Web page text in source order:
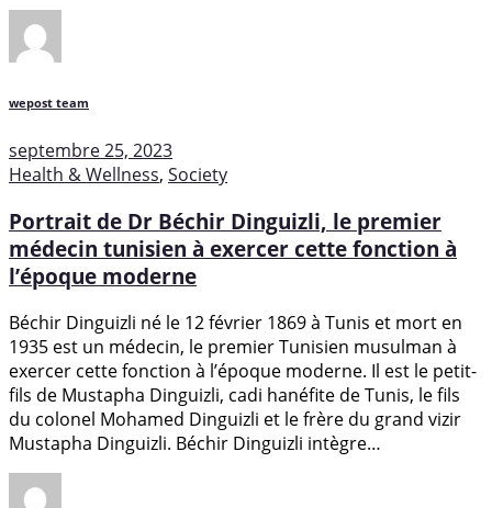
wepost team
septembre 25, 2023
Health & Wellness, Society
Portrait de Dr Béchir Dinguizli, le premier
médecin tunisien à exercer cette fonction à
l’époque moderne
Béchir Dinguizli né le 12 février 1869 à Tunis et mort en
1935 est un médecin, le premier Tunisien musulman à
exercer cette fonction à l’époque moderne. Il est le petit-
fils de Mustapha Dinguizli, cadi hanéfite de Tunis, le fils
du colonel Mohamed Dinguizli et le frère du grand vizir
Mustapha Dinguizli. Béchir Dinguizli intègre…